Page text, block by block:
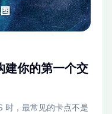
你的第一个交
时，最常见的卡点不是